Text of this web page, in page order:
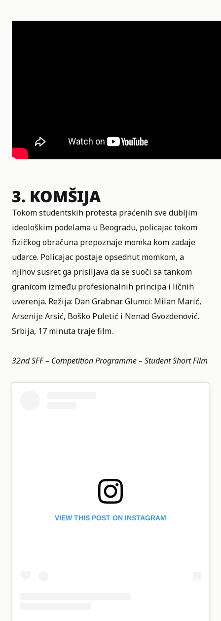
3. KOMŠIJA
Tokom studentskih protesta praćenih sve dubljim
ideološkim podelama u Beogradu, policajac tokom
fizičkog obračuna prepoznaje momka kom zadaje
udarce. Policajac postaje opsednut momkom, a
njihov susret ga prisiljava da se suoči sa tankom
granicom između profesionalnih principa i ličnih
uverenja. Režija: Dan Grabnar. Glumci: Milan Marić,
Arsenije Arsić, Boško Puletić i Nenad Gvozdenović.
Srbija, 17 minuta traje film.
32nd SFF – Competition Programme – Student Short Film
VIEW THIS POST ON INSTAGRAM